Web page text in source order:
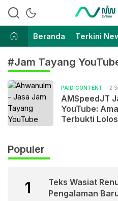
Nahdlatul
Suara
Beranda
Terkini
#Jam Tayang
PAID CONTENT 2
AMSpeedJT
YouTube:
Terbukti
Populer
1
Teks Wasiat
Pengalaman